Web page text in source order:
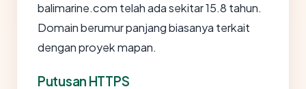
balimarine.com telah ada sekitar 15.8 tahun.
Domain berumur panjang biasanya terkait
dengan proyek mapan.
Putusan HTTPS